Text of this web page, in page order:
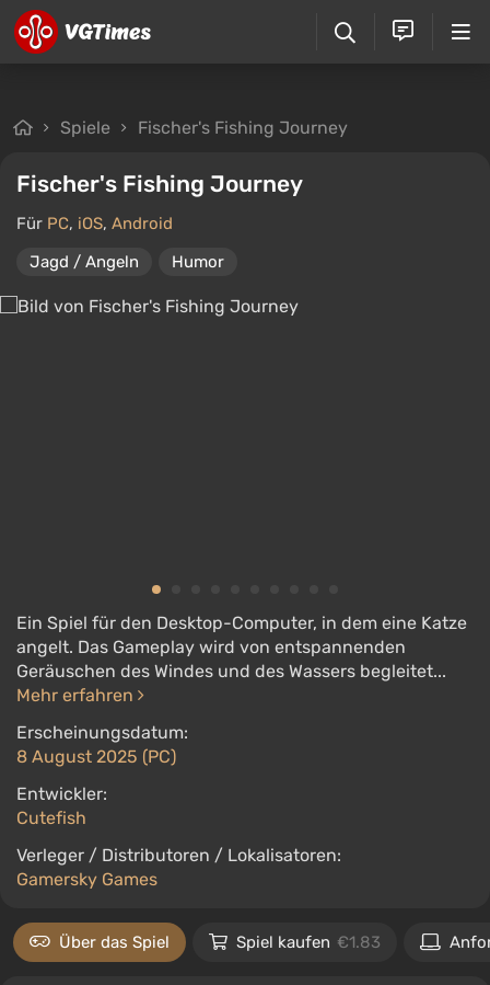
Spiele Fischer's Fishing Journey
Fischer's Fishing Journey
Für PC, iOS, Android
Jagd / Angeln
Humor
Ein Spiel für den Desktop-Computer, in dem eine Katze
angelt. Das Gameplay wird von entspannenden
Geräuschen des Windes und des Wassers begleitet...
Mehr erfahren
Erscheinungsdatum:
8 August 2025 (PC)
Entwickler:
Cutefish
Verleger / Distributoren / Lokalisatoren:
Gamersky Games
Über das Spiel Spiel kaufen €1.83